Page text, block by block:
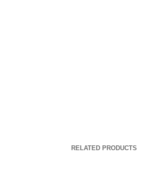
RELATED PRODUCTS